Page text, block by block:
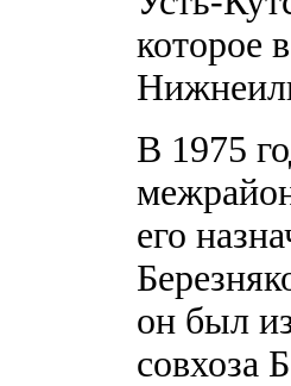
которое
В 1975
его
он был
совхоза